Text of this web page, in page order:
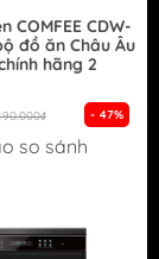
COMFEE CDW-
đồ ăn Châu Âu
hãng 2
- 47%
so sánh